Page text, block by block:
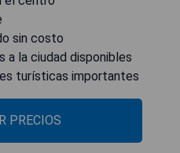
sin costo
a la ciudad disponibles
turísticas importantes
PRECIOS